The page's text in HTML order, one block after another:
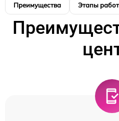
Преимущества Этапы работ